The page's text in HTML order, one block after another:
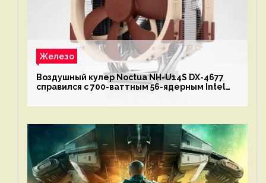
Железо
Воздушный кулер Noctua NH-U14S DX-4677
справился с 700-ваттным 56-ядерным Intel